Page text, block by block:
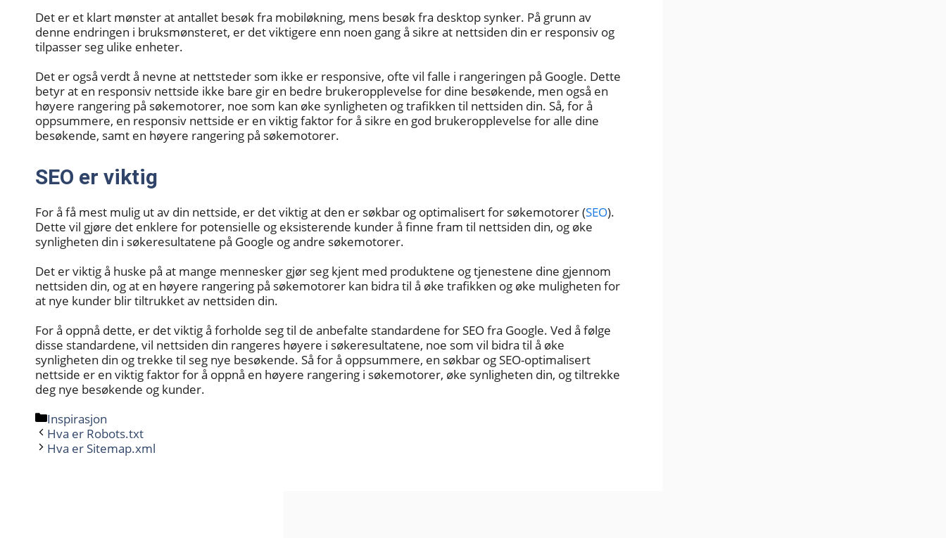
Det er et klart mønster at antallet besøk fra mobiløkning, mens besøk fra desktop synker. På grunn av
denne endringen i bruksmønsteret, er det viktigere enn noen gang å sikre at nettsiden din er responsiv og
tilpasser seg ulike enheter.
Det er også verdt å nevne at nettsteder som ikke er responsive, ofte vil falle i rangeringen på Google. Dette
betyr at en responsiv nettside ikke bare gir en bedre brukeropplevelse for dine besøkende, men også en
høyere rangering på søkemotorer, noe som kan øke synligheten og trafikken til nettsiden din. Så, for å
oppsummere, en responsiv nettside er en viktig faktor for å sikre en god brukeropplevelse for alle dine
besøkende, samt en høyere rangering på søkemotorer.
SEO er viktig
For å få mest mulig ut av din nettside, er det viktig at den er søkbar og optimalisert for søkemotorer (SEO).
Dette vil gjøre det enklere for potensielle og eksisterende kunder å finne fram til nettsiden din, og øke
synligheten din i søkeresultatene på Google og andre søkemotorer.
Det er viktig å huske på at mange mennesker gjør seg kjent med produktene og tjenestene dine gjennom
nettsiden din, og at en høyere rangering på søkemotorer kan bidra til å øke trafikken og øke muligheten for
at nye kunder blir tiltrukket av nettsiden din.
For å oppnå dette, er det viktig å forholde seg til de anbefalte standardene for SEO fra Google. Ved å følge
disse standardene, vil nettsiden din rangeres høyere i søkeresultatene, noe som vil bidra til å øke
synligheten din og trekke til seg nye besøkende. Så for å oppsummere, en søkbar og SEO-optimalisert
nettside er en viktig faktor for å oppnå en høyere rangering i søkemotorer, øke synligheten din, og tiltrekke
deg nye besøkende og kunder.
Kategorier
Inspirasjon
Hva er Robots.txt
Hva er Sitemap.xml